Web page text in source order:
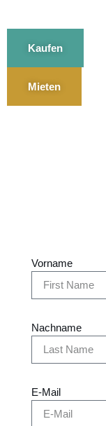
Kaufen
Mieten
Vorname
Nachname
E-Mail